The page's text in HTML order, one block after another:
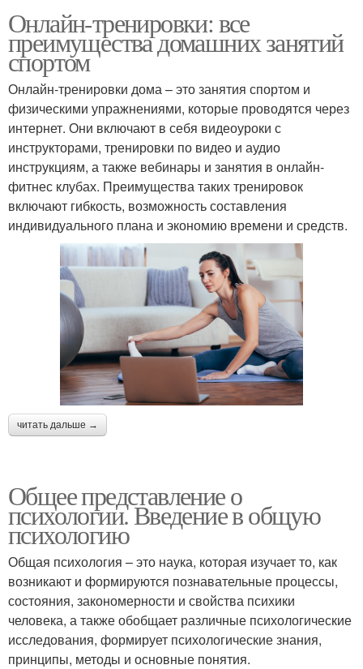
Онлайн-тренировки: все
преимущества домашних занятий
спортом
Онлайн-тренировки дома – это занятия спортом и
физическими упражнениями, которые проводятся через
интернет. Они включают в себя видеоуроки с
инструкторами, тренировки по видео и аудио
инструкциям, а также вебинары и занятия в онлайн-
фитнес клубах. Преимущества таких тренировок
включают гибкость, возможность составления
индивидуального плана и экономию времени и средств.
читать дальше →
Общее представление о
психологии. Введение в общую
психологию
Общая психология – это наука, которая изучает то, как
возникают и формируются познавательные процессы,
состояния, закономерности и свойства психики
человека, а также обобщает различные психологические
исследования, формирует психологические знания,
принципы, методы и основные понятия.